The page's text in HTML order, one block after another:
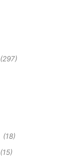
(297)
(18)
(15)